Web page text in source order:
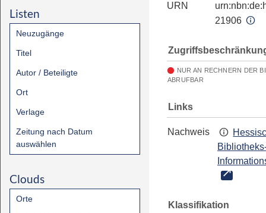
Listen
Neuzugänge
Titel
Autor / Beteiligte
Ort
Verlage
Zeitung nach Datum
auswählen
Clouds
Orte
URN
21906
NUR AN RECHNERN DER
ABRUFBAR
Links
Nachweis
Klassifikation